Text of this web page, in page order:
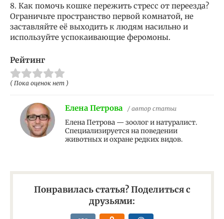
8. Как помочь кошке пережить стресс от переезда?
Ограничьте пространство первой комнатой, не
заставляйте её выходить к людям насильно и
используйте успокаивающие феромоны.
Рейтинг
( Пока оценок нет )
Елена Петрова / автор статьи
Елена Петрова — зоолог и натуралист.
Специализируется на поведении
животных и охране редких видов.
Понравилась статья? Поделиться с
друзьями: